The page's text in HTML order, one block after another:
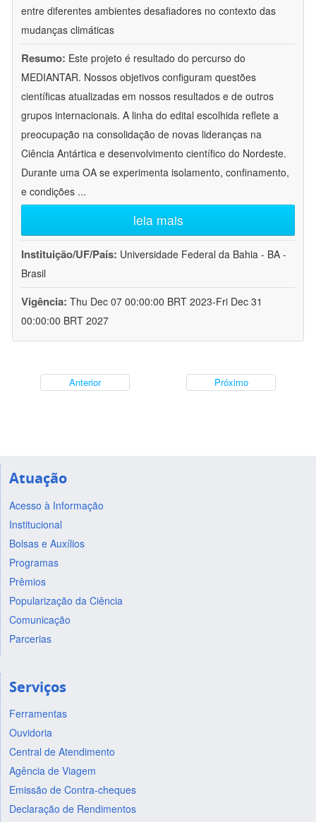
entre diferentes ambientes desafiadores no contexto das
mudanças climáticas
Resumo: Este projeto é resultado do percurso do
MEDIANTAR. Nossos objetivos configuram questões
científicas atualizadas em nossos resultados e de outros
grupos internacionais. A linha do edital escolhida reflete a
preocupação na consolidação de novas lideranças na
Ciência Antártica e desenvolvimento científico do Nordeste.
Durante uma OA se experimenta isolamento, confinamento,
e condições ...
leia mais
Instituição/UF/País: Universidade Federal da Bahia - BA -
Brasil
Vigência: Thu Dec 07 00:00:00 BRT 2023-Fri Dec 31
00:00:00 BRT 2027
Anterior Próximo
Atuação
Acesso à Informação
Institucional
Bolsas e Auxílios
Programas
Prêmios
Popularização da Ciência
Comunicação
Parcerias
Serviços
Ferramentas
Ouvidoria
Central de Atendimento
Agência de Viagem
Emissão de Contra-cheques
Declaração de Rendimentos